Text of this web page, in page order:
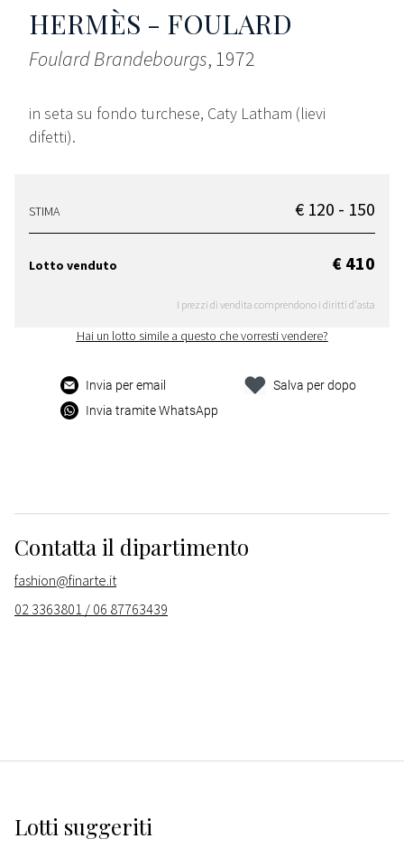
HERMÈS - FOULARD
Foulard Brandebourgs, 1972
in seta su fondo turchese, Caty Latham (lievi
difetti).
STIMA € 120 - 150
Lotto venduto € 410
I prezzi di vendita comprendono i diritti d'asta
Hai un lotto simile a questo che vorresti vendere?
Invia per email
Invia tramite WhatsApp
Salva per dopo
Contatta il dipartimento
fashion@finarte.it
02 3363801 / 06 87763439
Lotti suggeriti